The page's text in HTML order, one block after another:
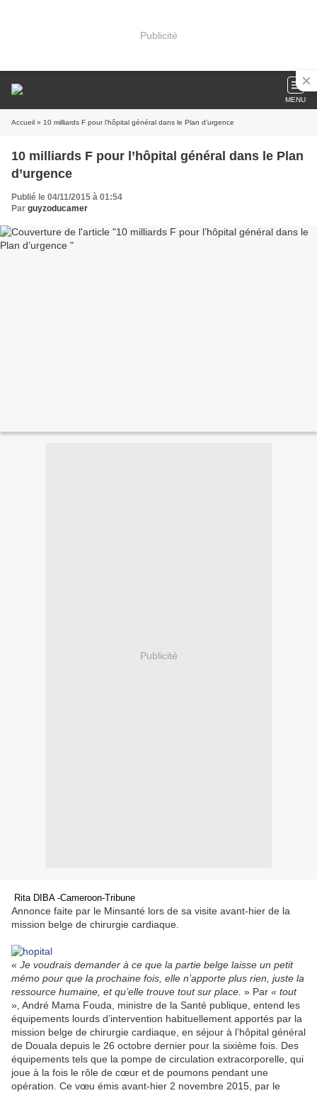
Publicité
MENU
Accueil » 10 milliards F pour l’hôpital général dans le Plan d’urgence
10 milliards F pour l’hôpital général dans le Plan
d’urgence
Publié le 04/11/2015 à 01:54
Par guyzoducamer
Publicité
Rita DIBA -Cameroon-Tribune
Annonce faite par le Minsanté lors de sa visite avant-hier de la
mission belge de chirurgie cardiaque.
« Je voudrais demander à ce que la partie belge laisse un petit
mémo pour que la prochaine fois, elle n’apporte plus rien, juste la
ressource humaine, et qu’elle trouve tout sur place. » Par « tout
», André Mama Fouda, ministre de la Santé publique, entend les
équipements lourds d’intervention habituellement apportés par la
mission belge de chirurgie cardiaque, en séjour à l’hôpital général
de Douala depuis le 26 octobre dernier pour la sixième fois. Des
équipements tels que la pompe de circulation extracorporelle, qui
joue à la fois le rôle de cœur et de poumons pendant une
opération. Ce vœu émis avant-hier 2 novembre 2015, par le